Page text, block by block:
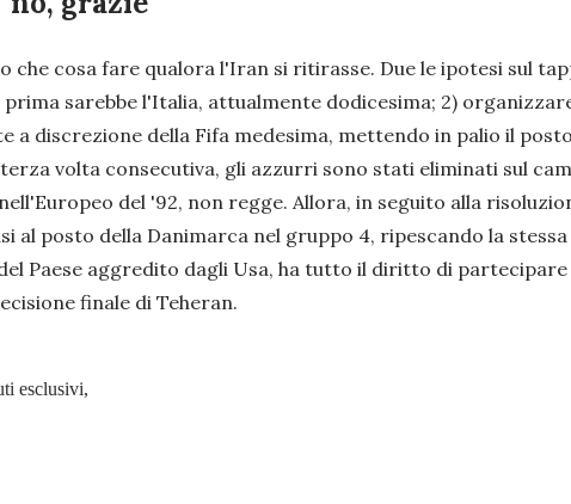
che cosa fare qualora l'Iran si ritirasse. Due le ipotesi sul
sarebbe l'Italia, attualmente dodicesima; 2)
a discrezione della Fifa medesima, mettendo in palio il
volta consecutiva, gli azzurri sono stati eliminati sul
del '92, non regge. Allora, in seguito alla
al posto della Danimarca nel gruppo 4, ripescando la
Paese aggredito dagli Usa, ha tutto il diritto di
finale di Teheran.
esclusivi,